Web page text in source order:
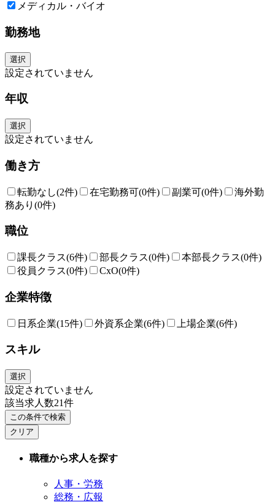
メディカル・バイオ
勤務地
選択
設定されていません
年収
選択
設定されていません
働き方
転勤なし(2件) 在宅勤務可(0件) 副業可(0件)
海外勤
務あり (0件)
職位
課長クラス(6件) 部長クラス(0件) 本部長クラス(0件)
役員クラス(0件) CxO(0件)
企業特徴
日系企業(15件) 外資系企業(6件) 上場企業(6件)
スキル
選択
設定されていません
該当求人数21件
この条件で検索
クリア
職種から求人を探す
人事・労務
総務・広報